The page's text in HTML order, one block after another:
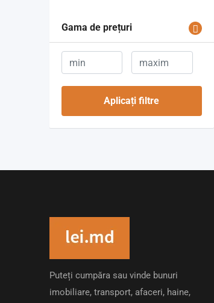
Gama de prețuri
Aplicați filtre
Puteți cumpăra sau vinde bunuri
imobiliare, transport, afaceri, haine,